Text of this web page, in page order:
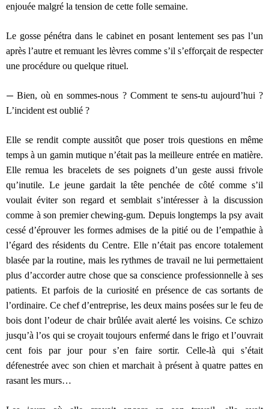
enjouée malgré la tension de cette folle semaine.
Le gosse pénétra dans le cabinet en posant lentement ses pas l’un
après l’autre et remuant les lèvres comme s’il s’efforçait de respecter
une procédure ou quelque rituel.
—Bien, où en sommes-nous ? Comment te sens-tu aujourd’hui ?
L’incident est oublié ?
Elle se rendit compte aussitôt que poser trois questions en même
temps à un gamin mutique n’était pas la meilleure entrée en matière.
Elle remua les bracelets de ses poignets d’un geste aussi frivole
qu’inutile. Le jeune gardait la tête penchée de côté comme s’il
voulait éviter son regard et semblait s’intéresser à la discussion
comme à son premier chewing-gum. Depuis longtemps la psy avait
cessé d’éprouver les formes admises de la pitié ou de l’empathie à
l’égard des résidents du Centre. Elle n’était pas encore totalement
blasée par la routine, mais les rythmes de travail ne lui permettaient
plus d’accorder autre chose que sa conscience professionnelle à ses
patients. Et parfois de la curiosité en présence de cas sortants de
l’ordinaire. Ce chef d’entreprise, les deux mains posées sur le feu de
bois dont l’odeur de chair brûlée avait alerté les voisins. Ce schizo
jusqu’à l’os qui se croyait toujours enfermé dans le frigo et l’ouvrait
cent fois par jour pour s’en faire sortir. Celle-là qui s’était
défenestrée avec son chien et marchait à présent à quatre pattes en
rasant les murs…